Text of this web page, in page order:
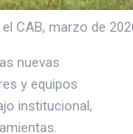
CAB, marzo de
nuevas
y equipos
institucional,